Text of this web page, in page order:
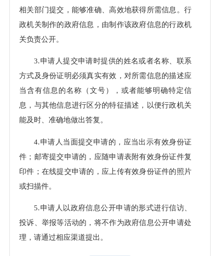
相关部门提交，能够准确、高效地获得所需信息。行
政机关制作的政府信息，由制作该政府信息的行政机
关负责公开。
3.申请人提交申请时提供的姓名或者名称、联系
方式及身份证明必须真实有效，对所需信息的描述应
当含有信息的名称（文号），或者能够明确特定信
息，与其他信息进行区分的特征描述，以便行政机关
能及时、准确地做出答复。
4.申请人当面提交申请的，应当出示有效身份证
件；邮寄提交申请的，应随申请表附有效身份证件复
印件；在线提交申请的，应上传有效身份证件的照片
或扫描件。
5.申请人以政府信息公开申请的形式进行信访、
投诉、举报等活动的，将不作为政府信息公开申请处
理，请通过相应渠道提出。